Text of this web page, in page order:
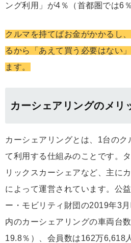
ング利用」が4％（首都圏では6
クルマを持てばお金がかかるし
るから「あえて買う必要はない
ます。
カーシェアリングのメリ
カーシェアリングとは、1台のク
て利用する仕組みのことです。
リックスカーシェアなど、主に
によって運営されています。公
ー・モビリティ財団の2019年3
内のカーシェアリングの車両台
19.8％）、会員数は162万6,618